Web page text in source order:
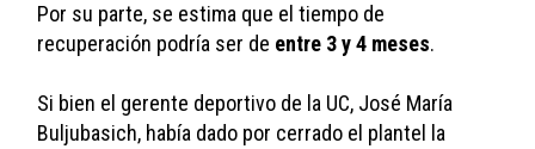
Por su parte, se estima que el tiempo de
recuperación podría ser de entre 3 y 4 meses.
Si bien el gerente deportivo de la UC, José María
Buljubasich, había dado por cerrado el plantel la